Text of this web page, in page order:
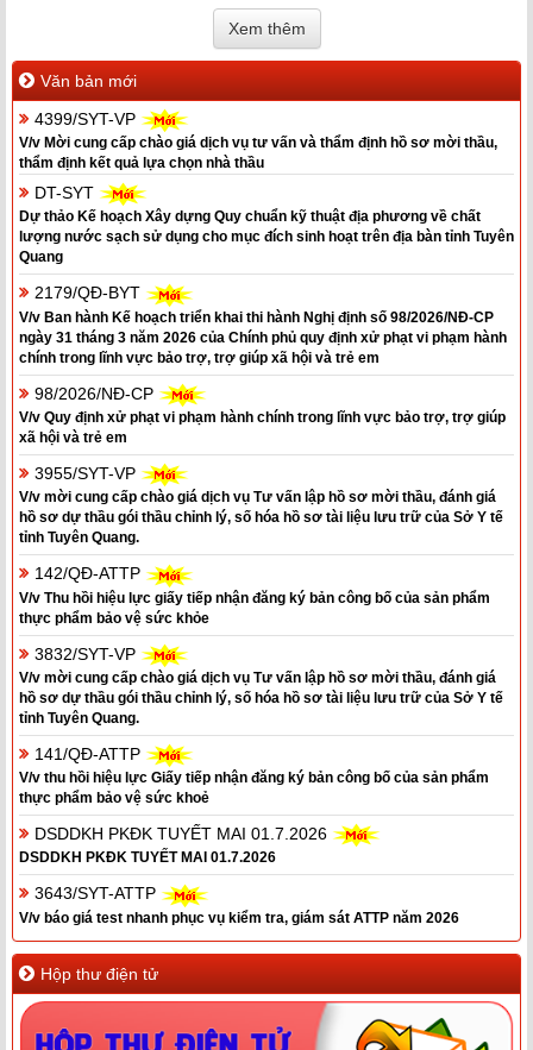
Xem thêm
Văn bản mới
4399/SYT-VP
V/v Mời cung cấp chào giá dịch vụ tư vấn và thẩm định hồ sơ mời thầu,
thẩm định kết quả lựa chọn nhà thầu
DT-SYT
Dự thảo Kế hoạch Xây dựng Quy chuẩn kỹ thuật địa phương về chất
lượng nước sạch sử dụng cho mục đích sinh hoạt trên địa bàn tỉnh Tuyên
Quang
2179/QĐ-BYT
V/v Ban hành Kế hoạch triển khai thi hành Nghị định số 98/2026/NĐ-CP
ngày 31 tháng 3 năm 2026 của Chính phủ quy định xử phạt vi phạm hành
chính trong lĩnh vực bảo trợ, trợ giúp xã hội và trẻ em
98/2026/NĐ-CP
V/v Quy định xử phạt vi phạm hành chính trong lĩnh vực bảo trợ, trợ giúp
xã hội và trẻ em
3955/SYT-VP
V/v mời cung cấp chào giá dịch vụ Tư vấn lập hồ sơ mời thầu, đánh giá
hồ sơ dự thầu gói thầu chỉnh lý, số hóa hồ sơ tài liệu lưu trữ của Sở Y tế
tỉnh Tuyên Quang.
142/QĐ-ATTP
V/v Thu hồi hiệu lực giấy tiếp nhận đăng ký bản công bố của sản phẩm
thực phẩm bảo vệ sức khỏe
3832/SYT-VP
V/v mời cung cấp chào giá dịch vụ Tư vấn lập hồ sơ mời thầu, đánh giá
hồ sơ dự thầu gói thầu chỉnh lý, số hóa hồ sơ tài liệu lưu trữ của Sở Y tế
tỉnh Tuyên Quang.
141/QĐ-ATTP
V/v thu hồi hiệu lực Giấy tiếp nhận đăng ký bản công bố của sản phẩm
thực phẩm bảo vệ sức khoẻ
DSDDKH PKĐK TUYẾT MAI 01.7.2026
DSDDKH PKĐK TUYẾT MAI 01.7.2026
3643/SYT-ATTP
V/v báo giá test nhanh phục vụ kiểm tra, giám sát ATTP năm 2026
Hộp thư điện tử